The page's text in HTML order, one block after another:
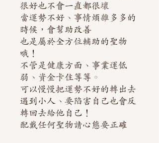
很好也不會一直都很壞
當運勢不好、事情煩雜多多的
時候，會幫助改善
也是屬於全方位輔助的聖物
哦！
不管是健康方面、事業運低
弱、資金卡住等等。
可以慢慢把運勢不好的轉出去
遇到小人、要陷害自己也會反
轉回去給他自己！
配戴任何聖物請心態要正確